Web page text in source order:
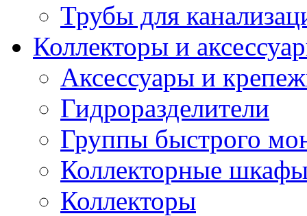
Трубы для
Коллекторы и
Аксессуары и
Гидроразделители
Группы быстрого
Коллекторные
Коллекторы